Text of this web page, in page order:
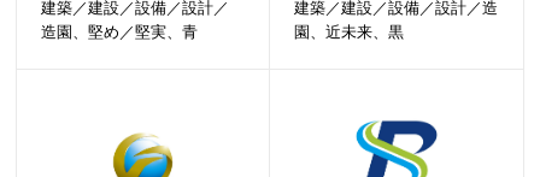
建築／建設／設備／設計／
造園、堅め／堅実、青
建築／建設／設備／設計／造
園、近未来、黒